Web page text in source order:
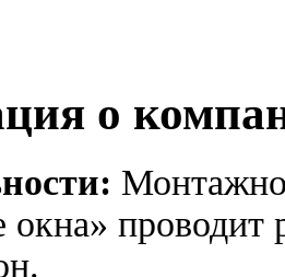
о
окна»